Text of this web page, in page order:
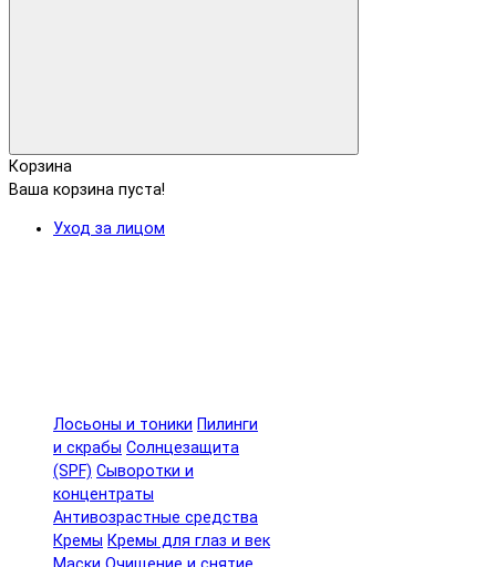
Корзина
Ваша корзина пуста!
Уход за лицом
Лосьоны и тоники Пилинги
и скрабы Солнцезащита
(SPF) Сыворотки и
концентраты
Антивозрастные средства
Кремы Кремы для глаз и век